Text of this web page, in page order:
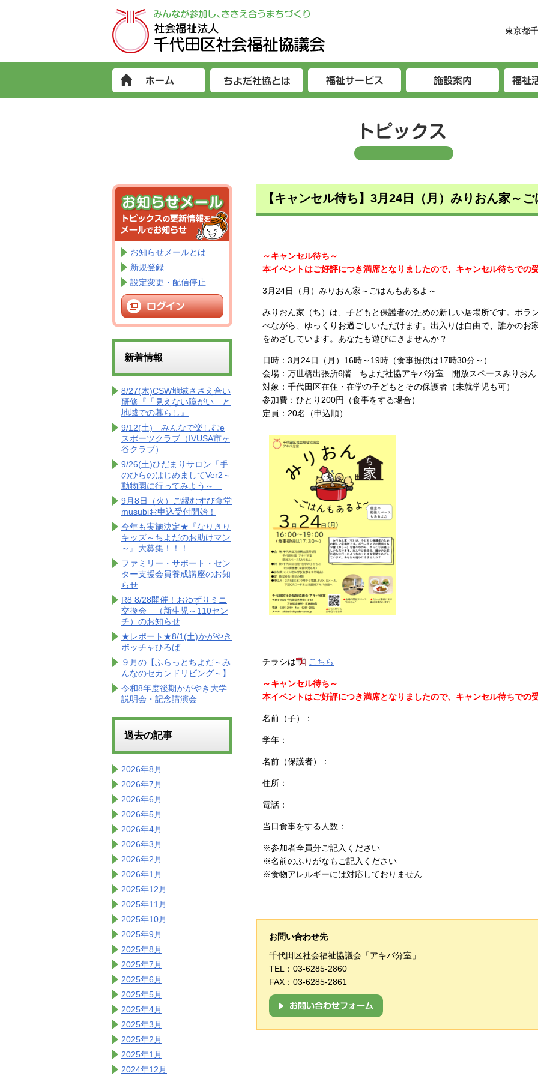
東京都
【キャンセル待ち】3月24日（月）みりおん家～
～キャンセル待ち～
本イベントはご好評につき満席となりましたので、キャンセル待ちでの
3月24日（月）みりおん家～ごはんもあるよ～
みりおん家（ち）は、子どもと保護者のための新しい居場所です。ボラ
べながら、ゆっくりお過ごしいただけます。出入りは自由で、誰かのお
をめざしています。あなたも遊びにきませんか？
日時：3月24日（月）16時～19時（食事提供は17時30分～）
会場：万世橋出張所6階 ちよだ社協アキバ分室 開放スペースみりおん
対象：千代田区在住・在学の子どもとその保護者（未就学児も可）
参加費：ひとり200円（食事をする場合）
定員：20名（申込順）
チラシは こちら
～キャンセル待ち～
本イベントはご好評につき満席となりましたので、キャンセル待ちでの
名前（子）：
学年：
名前（保護者）：
住所：
電話：
当日食事をする人数：
※参加者全員分ご記入ください
※名前のふりがなもご記入ください
※食物アレルギーには対応しておりません
お問い合わせ先
千代田区社会福祉協議会「アキバ分室」
TEL： 03-6285-2860
FAX：03-6285-2861
お知らせメールとは
新規登録
設定変更・配信停止
新着情報
8/27(木)CSW地域ささえ合い
研修『「見えない障がい」と
地域での暮らし』
9/12(土) みんなで楽しむe
スポーツクラブ（IVUSA市ヶ
谷クラブ）
9/26(土)ひだまりサロン「手
のひらのはじめましてVer2～
動物園に行ってみよう～」
9月8日（火）ご縁むすび食堂
musubiお申込受付開始！
今年も実施決定★『なりきり
キッズ～ちよだのお助けマン
～』大募集！！！
ファミリー・サポート・セン
ター支援会員養成講座のお知
らせ
R8 8/28開催！おゆずりミニ
交換会 （新生児～110セン
チ）のお知らせ
★レポート★8/1(土)かがやき
ボッチャひろば
９月の【ふらっとちよだ～み
んなのセカンドリビング～】
令和8年度後期かがやき大学
説明会・記念講演会
過去の記事
2026年8月
2026年7月
2026年6月
2026年5月
2026年4月
2026年3月
2026年2月
2026年1月
2025年12月
2025年11月
2025年10月
2025年9月
2025年8月
2025年7月
2025年6月
2025年5月
2025年4月
2025年3月
2025年2月
2025年1月
2024年12月